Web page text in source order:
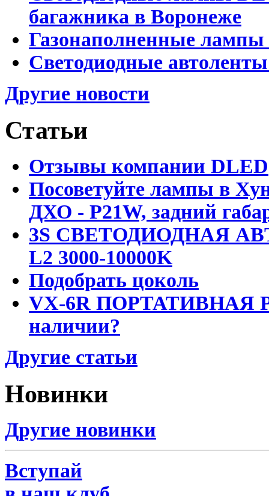
багажника в Воронеже
Газонаполненные
Светодиодные
Другие новости
Статьи
Отзывы компании DLED
Посоветуйте лампы в
ДХО - P21W, задний
3S СВЕТОДИОДНАЯ
L2 3000-10000K
Подобрать цоколь
VX-6R ПОРТАТИВНАЯ
наличии?
Другие статьи
Новинки
Другие новинки
Вступай